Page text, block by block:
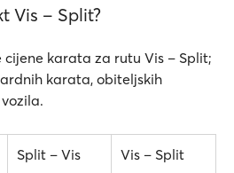
Vis – Split?
karata za rutu Vis – Split;
karata, obiteljskih
Split – Vis Vis – Split